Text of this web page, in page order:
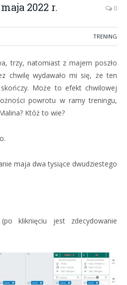
2022 r. 0
TRENING
trzy, natomiast z majem poszło
chwilę wydawało mi się, że ten
Może to efekt chwilowej
powrotu w ramy treningu,
Któż to wie?
maja dwa tysiące dwudziestego
kliknięciu jest zdecydowanie